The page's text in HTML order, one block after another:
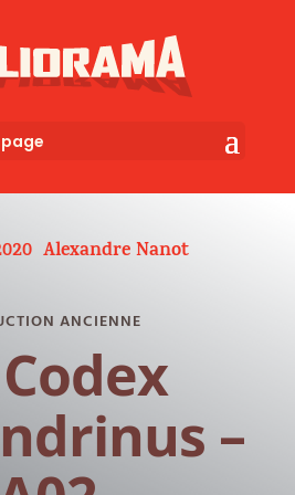
Alexandre Nanot
ANCIENNE
–